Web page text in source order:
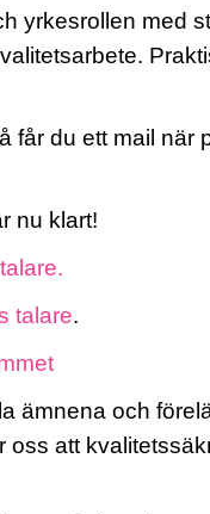
yrkesrollen med
får du ett mail när
nu klart!
talare.
ämnena och
oss att